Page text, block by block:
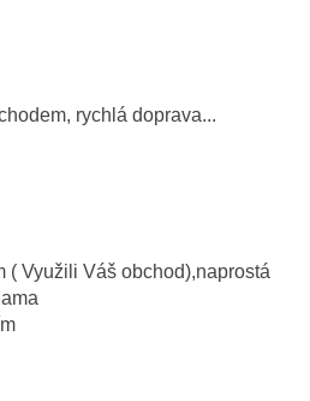
rychlá doprava...
( Využili Váš obchod),naprostá